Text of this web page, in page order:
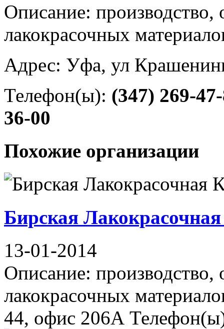
Описание: производство,
лакокрасочных
Адрес: Уфа, ул
Телефон(ы): (347) 269-
36-00
Похожие организации
Бирская
13-01-2014
Описание: производство,
лакокрасочных
44, офис 206А